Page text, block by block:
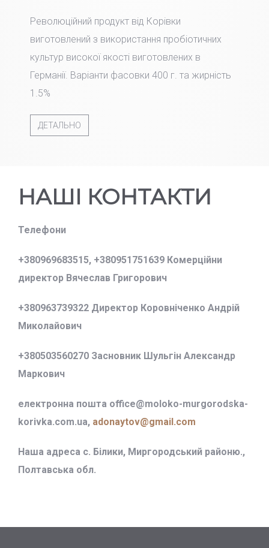
Революційний продукт від Корівки
виготовлений з використання пробіотичних
культур високої якості виготовлених в
Германії. Варіанти фасовки 400 г. та жирність
1.5%
ДЕТАЛЬНО
НАШІ КОНТАКТИ
Телефони
+380969683515, +380951751639 Комерційни
директор Вячеслав Григорович
+380963739322 Директор Коровніченко Андрій
Миколайович
+380503560270 Засновник Шульгін Александр
Маркович
електронна пошта office@moloko-murgorodska-
korivka.com.ua, adonaytov@gmail.com
Наша адреса с. Білики, Миргородський районю.,
Полтавська обл.